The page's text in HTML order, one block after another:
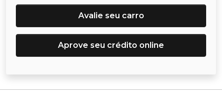
Avalie seu carro
Aprove seu crédito online